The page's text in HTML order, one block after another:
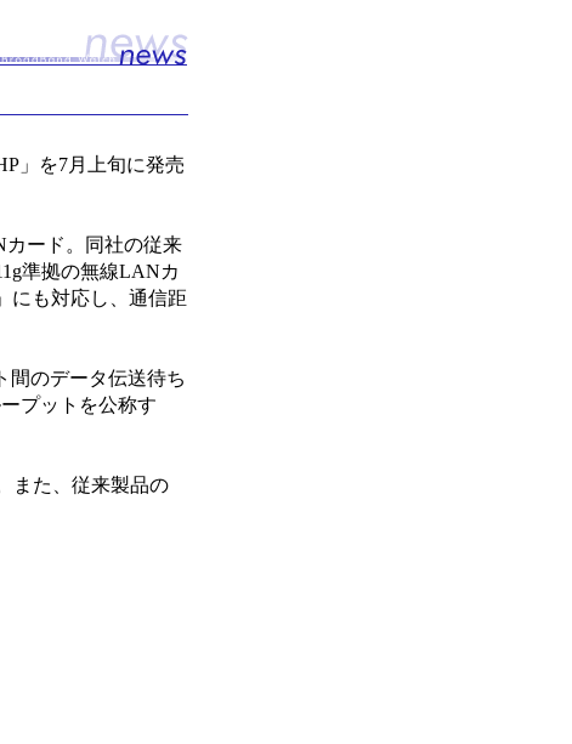
」を7月上旬に発売
カード。同社の従来
準拠の無線LANカ
にも対応し、通信距
のデータ伝送待ち
プットを公称す
また、従来製品の